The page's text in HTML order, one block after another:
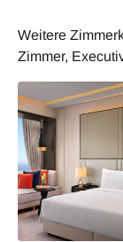
Weitere
Zimmer,